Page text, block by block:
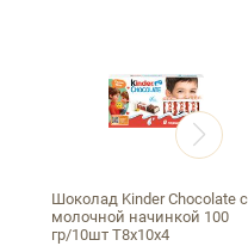
Шоколад Kinder Chocolate с
молочной начинкой 100
гр/10шт Т8х10х4